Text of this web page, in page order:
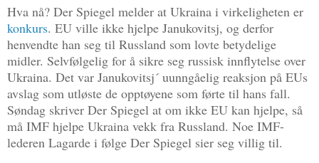
Hva nå? Der Spiegel melder at Ukraina i virkeligheten er
konkurs. EU ville ikke hjelpe Janukovitsj, og derfor
henvendte han seg til Russland som lovte betydelige
midler. Selvfølgelig for å sikre seg russisk innflytelse over
Ukraina. Det var Janukovitsj´ uunngåelig reaksjon på EUs
avslag som utløste de opptøyene som førte til hans fall.
Søndag skriver Der Spiegel at om ikke EU kan hjelpe, så
må IMF hjelpe Ukraina vekk fra Russland. Noe IMF-
lederen Lagarde i følge Der Spiegel sier seg villig til.